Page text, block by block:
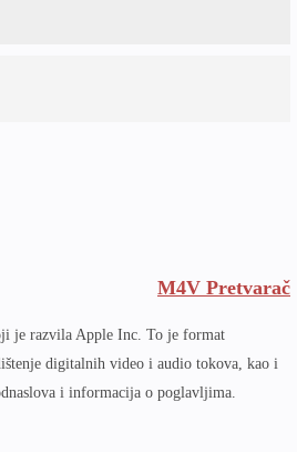
M4V Pretvarač
je razvila Apple Inc. To je format
digitalnih video i audio tokova, kao i
i informacija o poglavljima.